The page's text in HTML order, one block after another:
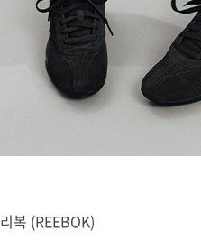
리복 (REEBOK)